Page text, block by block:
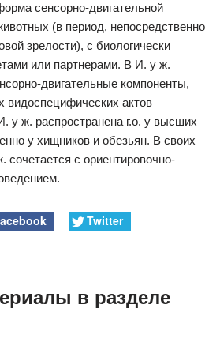
сенсорно-двигательной
(в период, непосредственно
зрелости), с биологически
или партнерами. В И. у ж.
двигательные компоненты,
видоспецифических актов
у ж. распространена г.о. у высших
у хищников и обезьян. В своих
с ориентировочно-
Twitter
в разделе